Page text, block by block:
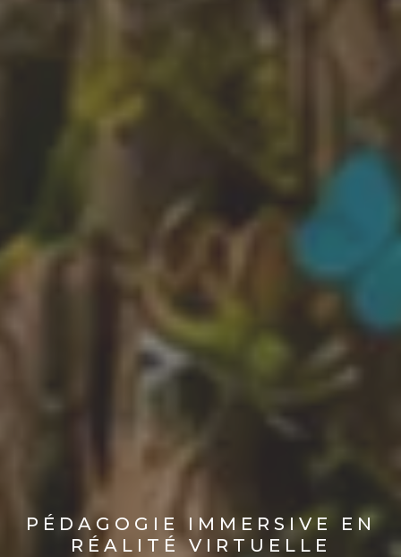
PÉDAGOGIE IMMERSIVE EN
RÉALITÉ VIRTUELLE